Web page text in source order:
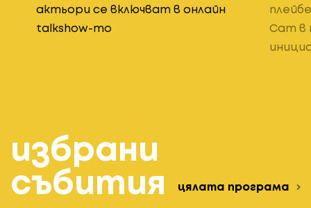
актьори се включват в онлайн
talkshow-то
Cam
избрани
събития цялата програма